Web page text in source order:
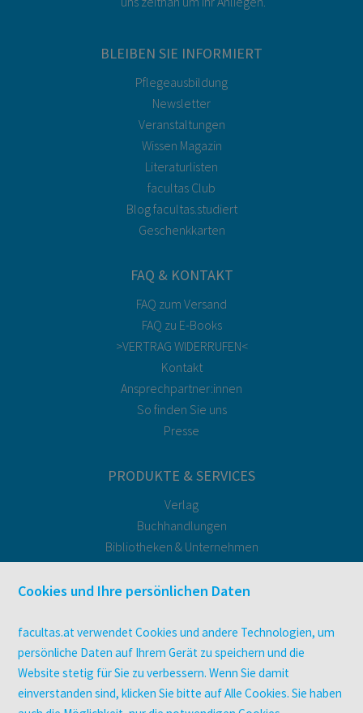
BLEIBEN SIE INFORMIERT
Pflegeausbildung
Newsletter
Veranstaltungen
Wissen Magazin
Literaturlisten
facultas Club
Blog facultas.studiert
Geschenkkarten
FAQ & KONTAKT
FAQ zum Versand
FAQ zu E-Books
>VERTRAG WIDERRUFEN<
Kontakt
Ansprechpartner:innen
So finden Sie uns
Presse
PRODUKTE & SERVICES
Verlag
Buchhandlungen
Bibliotheken & Unternehmen
facultas Bindeservice
Druckerei facultas druckt.
Zeitschriften
Digitale Angebote
UNTERNEHMEN
Cookies und Ihre persönlichen Daten
facultas.at verwendet Cookies und andere Technologien, um
persönliche Daten auf Ihrem Gerät zu speichern und die
Website stetig für Sie zu verbessern. Wenn Sie damit
einverstanden sind, klicken Sie bitte auf Alle Cookies. Sie haben